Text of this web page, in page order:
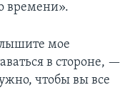
времени».
мое
в стороне, —
чтобы вы все